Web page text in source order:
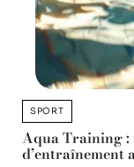
SPORT
Aqua Training :
d’entraînement